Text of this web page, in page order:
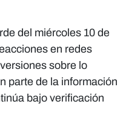
del miércoles 10 de
en redes
sobre lo
parte de la información
bajo verificación